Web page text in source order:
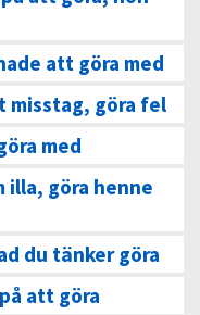
att göra med
misstag, göra fel
med
illa, göra henne
du tänker göra
att göra